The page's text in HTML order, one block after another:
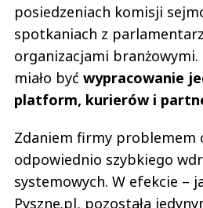
posiedzeniach komisji
spotkaniach z
organizacjami branżowymi.
miało być wypracowanie
platform, kurierów i
Zdaniem firmy problemem
odpowiednio szybkiego
systemowych. W efekcie –
Pyszne.pl, pozostała